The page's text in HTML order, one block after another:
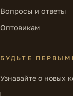
Вопросы и ответы
Оптовикам
БУДЬТЕ
Узнавайте о новых